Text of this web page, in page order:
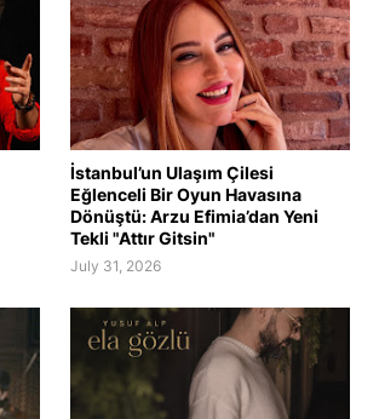
İstanbul’un Ulaşım Çilesi
Eğlenceli Bir Oyun Havasına
Dönüştü: Arzu Efimia’dan Yeni
Tekli "Attır Gitsin"
July 31, 2026